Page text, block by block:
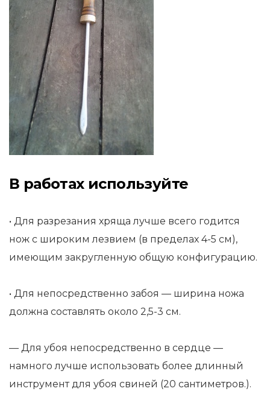
В работах используйте
• Для разрезания хряща лучше всего годится
нож с широким лезвием (в пределах 4-5 см),
имеющим закругленную общую конфигурацию.
• Для непосредственно забоя — ширина ножа
должна составлять около 2,5-3 см.
— Для убоя непосредственно в сердце —
намного лучше использовать более длинный
инструмент для убоя свиней (20 сантиметров.).